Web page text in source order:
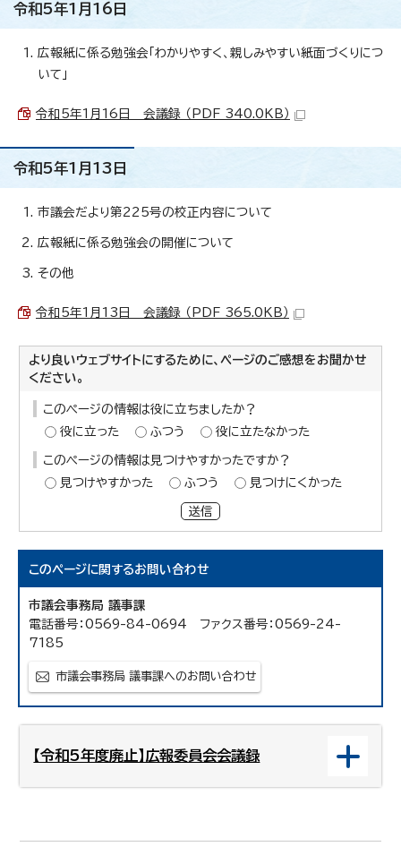
令和5年1月16日
広報紙に係る勉強会「わかりやすく、親しみやすい紙面づくりにつ
いて」
令和5年1月16日 会議録 （PDF 340.0KB）
令和5年1月13日
市議会だより第225号の校正内容について
広報紙に係る勉強会の開催について
その他
令和5年1月13日 会議録 （PDF 365.0KB）
より良いウェブサイトにするために、ページのご感想をお聞かせ
ください。
このページの情報は役に立ちましたか？
役に立った
ふつう 役に立たなかった
このページの情報は見つけやすかったですか？
見つけやすかった
ふつう 見つけにくかった
送信
このページに関するお問い合わせ
市議会事務局 議事課
電話番号：0569-84-0694 ファクス番号：0569-24-
7185
市議会事務局 議事課へのお問い合わせ
【令和5年度廃止】広報委員会会議録